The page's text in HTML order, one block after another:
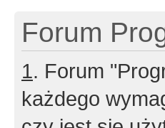
Forum
1. Forum
każdego